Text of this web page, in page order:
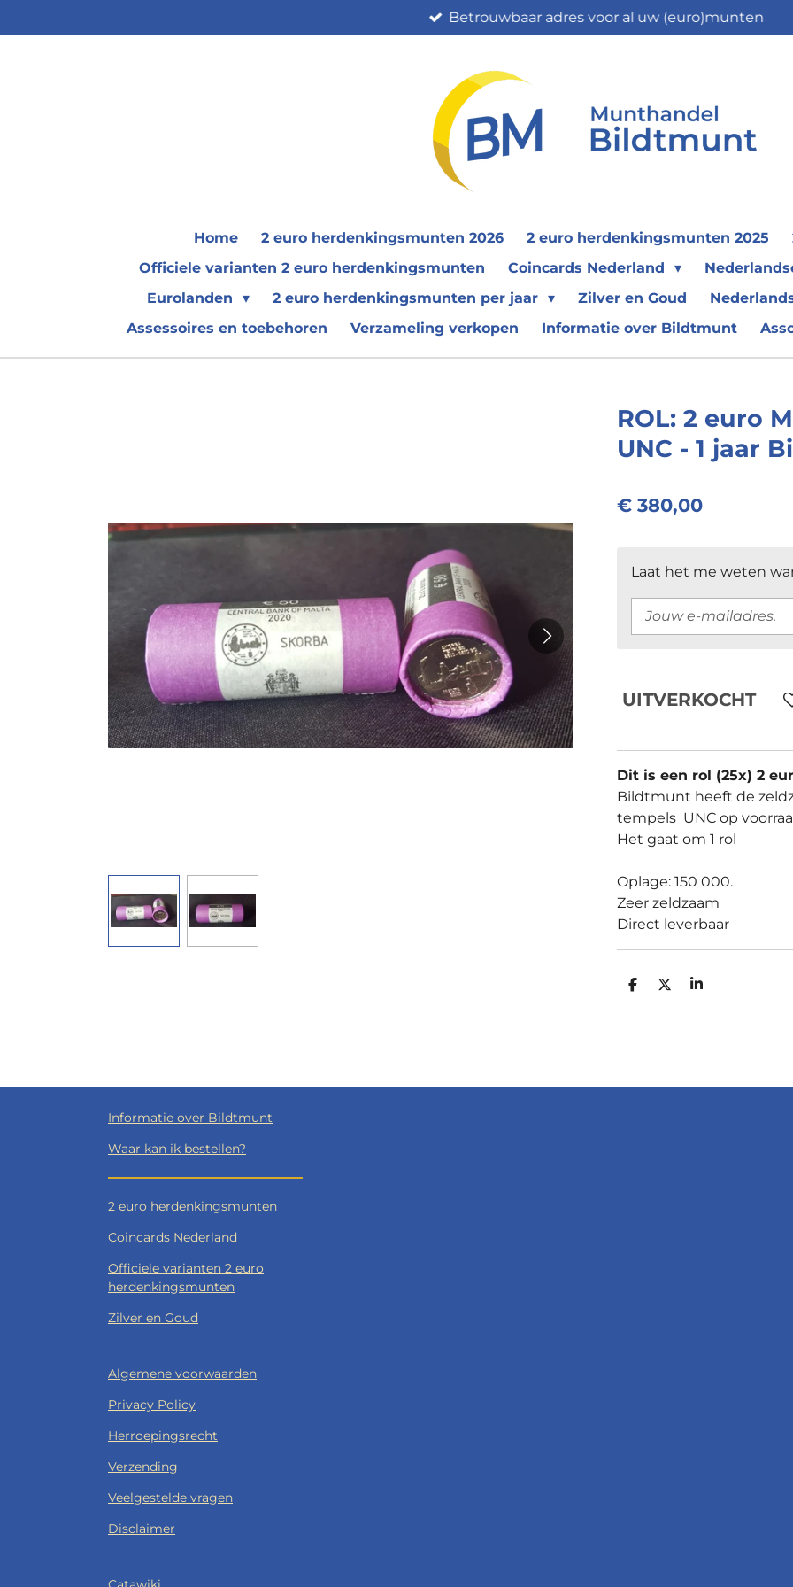
direct
Betrouwbaar adres voor al uw (euro)munten
Home 2 euro herdenkingsmunten 2026 2 euro herdenkingsmunten 2025
Officiele varianten 2 euro herdenkingsmunten
Coincards Nederland
Eurolanden
2 euro herdenkingsmunten per jaar Zilver en Goud
Assessoires en toebehoren
Verzameling verkopen Informatie over Bildtmunt
ROL: 2 euro
UNC - 1 jaar
€ 380,00
Laat het me weten
UITVERKOCHT
Dit is een rol (25x) 2
Bildtmunt heeft de
tempels UNC op
Het gaat om 1 rol
Oplage: 150 000.
Zeer zeldzaam
Direct leverbaar
D
D
S
Informatie over Bildtmunt
Waar kan ik bestellen?
2 euro herdenkingsmunten
Coincards Nederland
Officiele varianten 2 euro
herdenkingsmunten
Zilver en Goud
Algemene voorwaarden
Privacy Policy
Herroepingsrecht
Verzending
Veelgestelde vragen
Disclaimer